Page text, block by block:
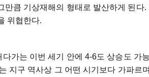
만큼 기상재해의 형태로 발산하게 된다
위협한다.
가는 이번 세기 안에 4-6도 상승도 가
지구 역사상 그 어떤 시기보다 가파르